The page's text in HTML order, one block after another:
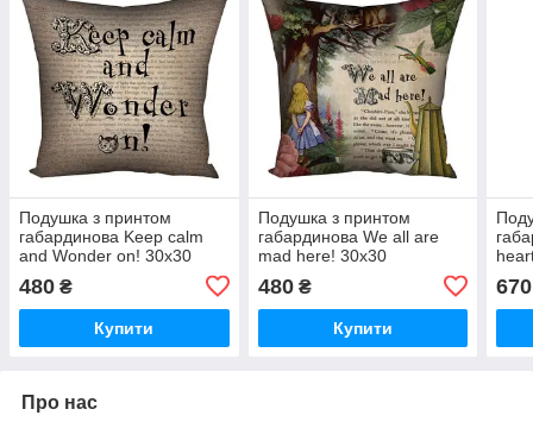
Подушка з принтом
габардинова Keep calm
and Wonder on! 30x30
480 ₴
Купити
Подушка з принтом
габардинова We all are
mad here! 30x30
480₴
Купити
670
Про нас